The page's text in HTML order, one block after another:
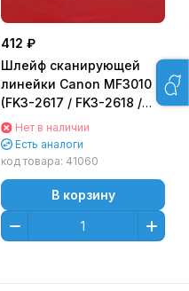
412 ₽
Шлейф сканирующей
линейки Canon MF3010
(FK3-2617 / FK3-2618 /
FK4-5807 )
Нет в наличии
Есть аналоги
код товара: 41060
В корзину